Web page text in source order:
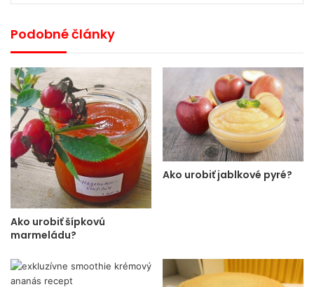
Podobné články
Ako urobiť šípkovú
marmeládu?
Ako urobiť jablkové pyré?